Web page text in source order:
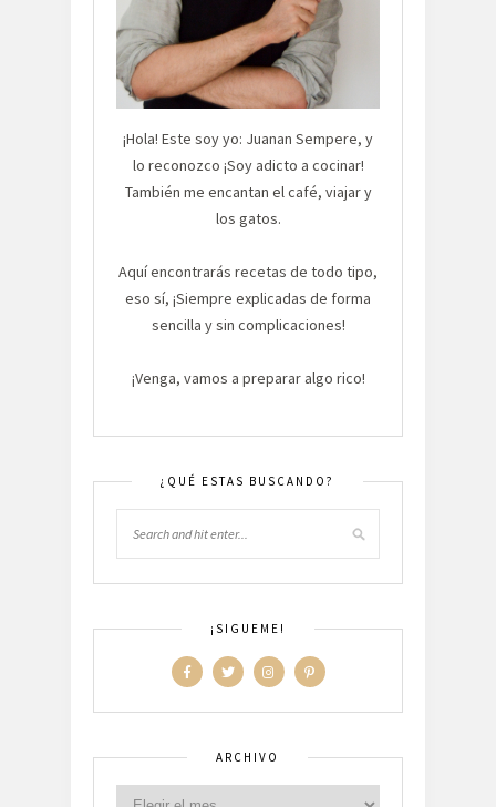
¡Hola! Este soy yo: Juanan Sempere, y
lo reconozco ¡Soy adicto a cocinar!
También me encantan el café, viajar y
los gatos.
Aquí encontrarás recetas de todo tipo,
eso sí, ¡Siempre explicadas de forma
sencilla y sin complicaciones!
¡Venga, vamos a preparar algo rico!
¿QUÉ ESTAS BUSCANDO?
¡SIGUEME!
ARCHIVO